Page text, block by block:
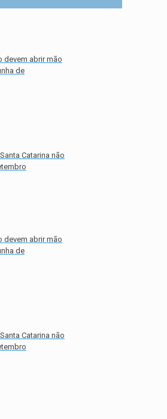
devem abrir mão
de
Catarina não
devem abrir mão
de
Catarina não